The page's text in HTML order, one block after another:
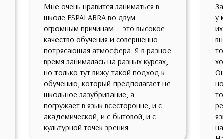
Мне очень нравится заниматься в
школе ESPALABRA во двум
огромным причинам — это высокое
качество обучения и совершенно
потрясающая атмосфера. Я в разное
время занималась на разных курсах,
но только тут вижу такой подход к
обучению, который предполагает не
школьное зазубривание, а
погружает в язык всесторонне, и с
академической, и с бытовой, и с
культурной точек зрения.
у